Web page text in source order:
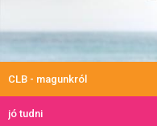
CLB - magunkról
jó tudni